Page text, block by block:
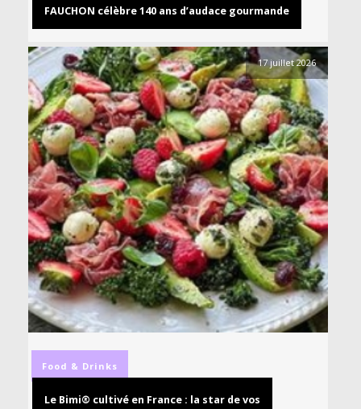
FAUCHON célèbre 140 ans d’audace gourmande
17 juillet 2026
Food & Drinks
Le Bimi® cultivé en France : la star de vos